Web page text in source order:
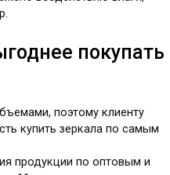
покупать
поэтому клиенту
купить зеркала по самым
продукции по оптовым и